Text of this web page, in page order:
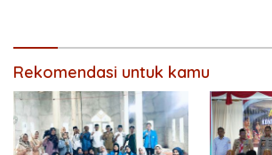
Rekomendasi untuk kamu